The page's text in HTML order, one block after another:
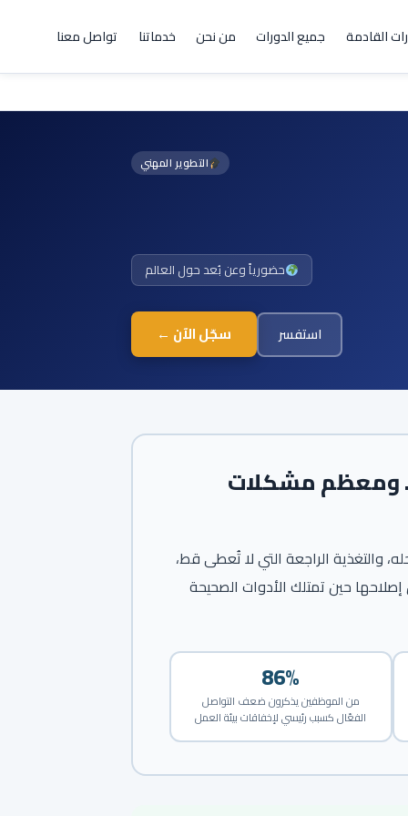
القادمة جميع الدورات من نحن خدماتنا تواصل معنا
التطوير المهني
حضورياً وعن بُعد حول العالم
سجّل الآن ← استفسر
ومعظم مشكلات
والتغذية الراجعة التي لا تُعطى قط،
حين تمتلك الأدوات الصحيحة
86%
من الموظفين يذكرون ضعف التواصل
الفعّال كسبب رئيسي لإخفاقات بيئة العمل